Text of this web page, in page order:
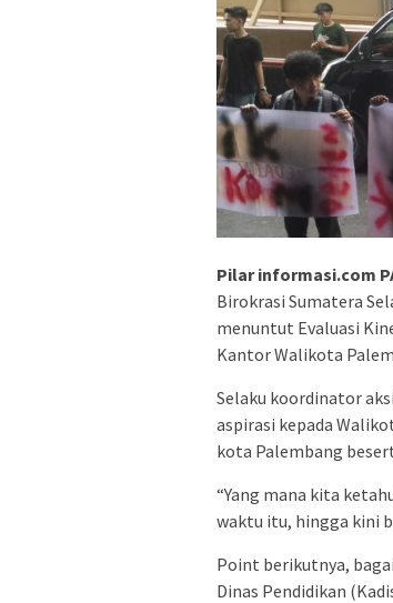
Pilar informasi.com
Birokrasi Sumatera
menuntut Evaluasi
Kantor Walikota
Selaku koordinator
aspirasi kepada
kota Palembang
“Yang mana kita
waktu itu, hingga kini
Point berikutnya,
Dinas Pendidikan